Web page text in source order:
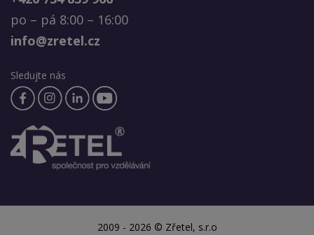
po – pá 8:00 – 16:00
info@zretel.cz
Sledujte nás
2009 - 2026 © Zřetel, s.r.o